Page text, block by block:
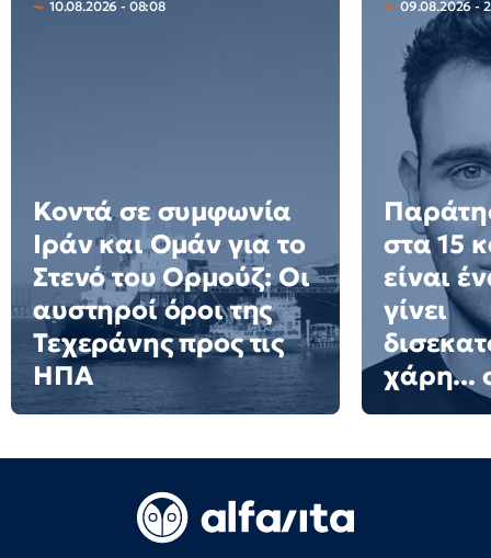
10.08.2026 - 08:08
Κοντά σε συμφωνία
Ιράν και Ομάν για το
Στενό του Ορμούζ: Οι
αυστηροί όροι της
Τεχεράνης προς τις
ΗΠΑ
09.08.2026 -
στα 15
είναι
γίνει
χάρη...